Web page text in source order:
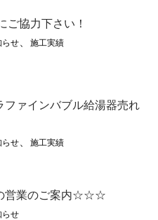
ご協力下さい！
らせ 施工実績
ファインバブル給湯器売れ
らせ 施工実績
営業のご案内☆☆☆
らせ